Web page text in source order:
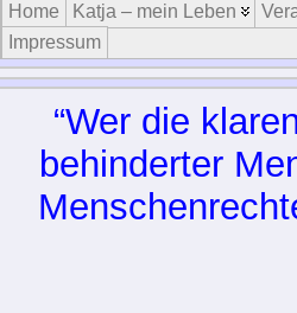
Home Katja – mein Leben
Impressum
“Wer die
behinderter